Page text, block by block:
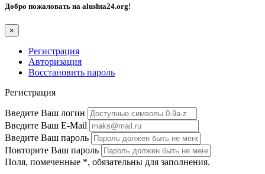
Добро пожаловать на alushta24.org!
×
Регистрация
Авторизация
Восстановить пароль
Регистрация
Введите Ваш логин
Введите Ваш E-Mail
Введите Ваш пароль
Повторите Ваш пароль
Поля, помеченные *, обязательны для заполнения.